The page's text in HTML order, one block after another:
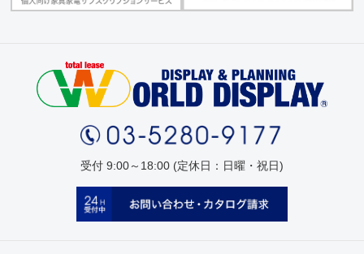
受付 9:00～18:00 (定休日：日曜・祝日)